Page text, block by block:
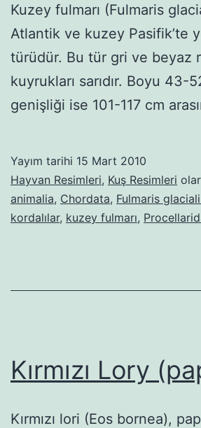
Kuzey fulmarı (Fulmaris
Atlantik ve kuzey Pasifik’te
türüdür. Bu tür gri ve beyaz
kuyrukları sarıdır. Boyu 43-
genişliği ise 101-117 cm
Yayım tarihi 15 Mart 2010
Hayvan Resimleri, Kuş Resimleri
animalia, Chordata, Fulmaris
kordalılar, kuzey fulmarı,
Kırmızı Lory
Kırmızı lori (Eos bornea),